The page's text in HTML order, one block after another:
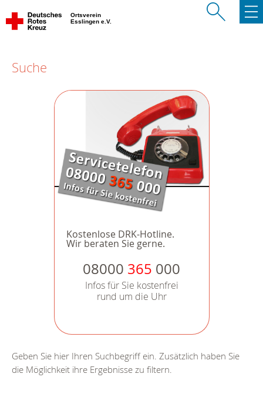
Ortsverein
Esslingen e.V.
Suche
Kostenlose DRK-Hotline.
Wir beraten Sie gerne.
08000 365 000
Infos für Sie kostenfrei
rund um die Uhr
Geben Sie hier Ihren Suchbegriff ein. Zusätzlich haben Sie
die Möglichkeit ihre Ergebnisse zu filtern.